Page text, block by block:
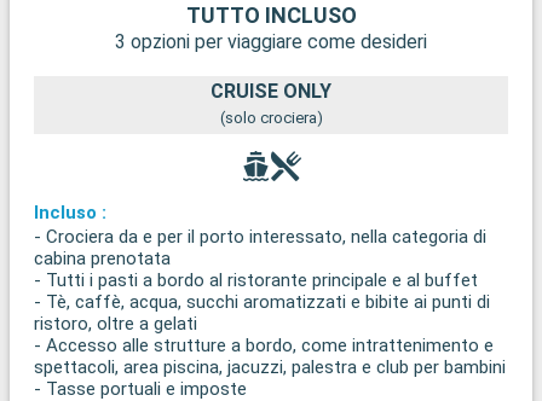
TUTTO INCLUSO
3 opzioni per viaggiare come desideri
CRUISE ONLY
(solo crociera)
Incluso :
- Crociera da e per il porto interessato, nella categoria di
cabina prenotata
- Tutti i pasti a bordo al ristorante principale e al buffet
- Tè, caffè, acqua, succhi aromatizzati e bibite ai punti di
ristoro, oltre a gelati
- Accesso alle strutture a bordo, come intrattenimento e
spettacoli, area piscina, jacuzzi, palestra e club per bambini
- Tasse portuali e imposte